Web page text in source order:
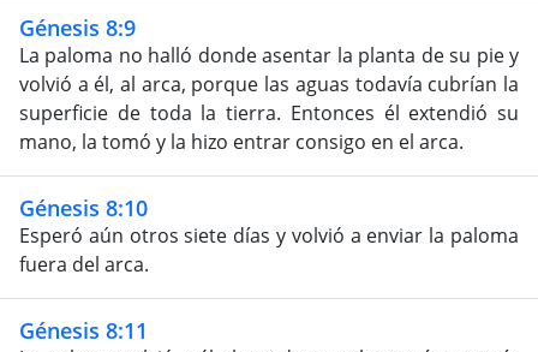
Génesis 8:9
La paloma no halló donde asentar la planta de su pie y
volvió a él, al arca, porque las aguas todavía cubrían la
superficie de toda la tierra. Entonces él extendió su
mano, la tomó y la hizo entrar consigo en el arca.
Génesis 8:10
Esperó aún otros siete días y volvió a enviar la paloma
fuera del arca.
Génesis 8:11